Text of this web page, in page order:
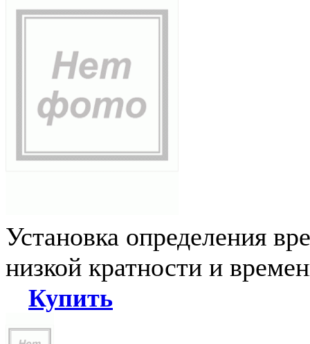
Установка определения
низкой кратности и
Купить